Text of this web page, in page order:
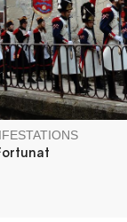
se succèdent, la